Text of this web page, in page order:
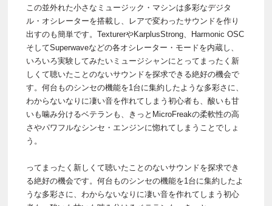
この並外れた小さなミュージック・マシンは多彩なデジタ
ル・オシレーターを搭載し、レアで変わったサウンドを作り
出すのも簡単です。TexturerやKarplusStrong、Harmonic OSC
そしてSuperwaveなどの各オシレーター・モードを内蔵し、
いろいろ実験してみたいミュージシャンにとってまったく新
しくて聴いたことのないサウンドを探求できる絶好の機会で
す。何台ものシンセの機能を1台に集約したような多彩さに、
わからないなりに凄い音を作れてしまう初心者も、酸いも甘
いも噛み分けるベテランも、きっとMicroFreakの柔軟性の高
さやパワフルなシンセ・エンジンに惚れてしまうことでしょ
う。
ってまったく新しくて聴いたことのないサウンドを探求でき
る絶好の機会です。何台ものシンセの機能を1台に集約したよ
うな多彩さに、わからないなりに凄い音を作れてしまう初心